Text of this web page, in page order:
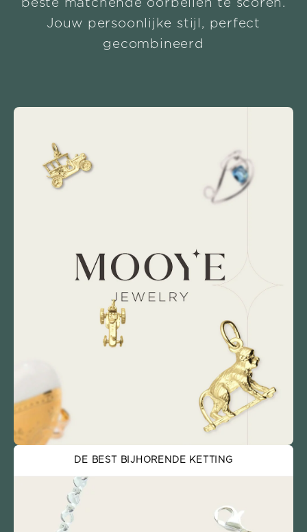
beste matchende oorbellen te scoren.
Jouw persoonlijke stijl, perfect
gecombineerd
DE BEST BIJHORENDE KETTING